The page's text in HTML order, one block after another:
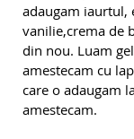
adaugam iaurtul,
vanilie,crema de
din nou. Luam
amestecam cu
care o adaugam
amestecam.